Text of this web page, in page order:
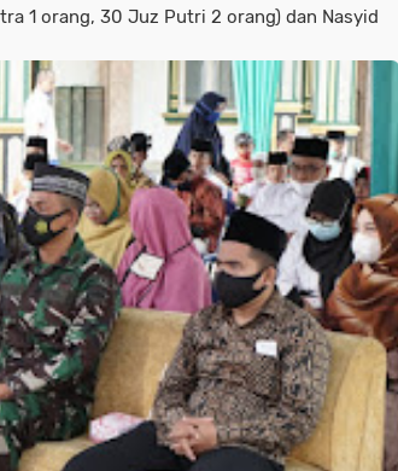
1 orang, 30 Juz Putri 2 orang) dan Nasyid